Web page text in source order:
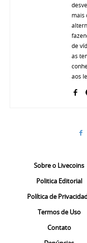
mais
de
as
aos
Sobre o Livecoins
Politica Editorial
Política de
Termos de Uso
Contato